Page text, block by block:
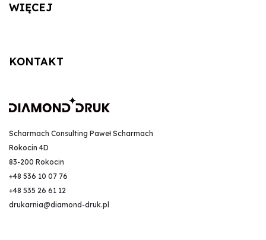
WIĘCEJ
KONTAKT
Scharmach Consulting Paweł Scharmach
Rokocin 4D
83-200 Rokocin
+48 536 10 07 76
+48 535 26 61 12
drukarnia@diamond-druk.pl